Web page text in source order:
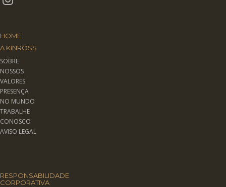
HOME
A KINROSS
SOBRE
NOSSOS
VALORES
PRESENÇA
NO MUNDO
TRABALHE
CONOSCO
AVISO LEGAL
RESPONSABILIDADE
CORPORATIVA